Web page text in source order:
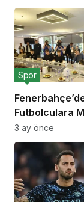
Futbolculara
Yemeği!
Spor
3 ay önce